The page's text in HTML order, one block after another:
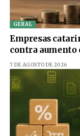
GERAL
Empresas
contra aumento
7 DE AGOSTO DE 2026